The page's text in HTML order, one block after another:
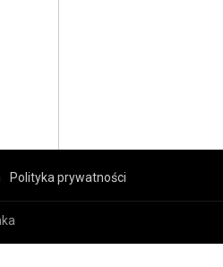
Polityka prywatności